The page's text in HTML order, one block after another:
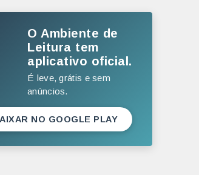
O Ambiente de
Leitura tem
aplicativo oficial.
É leve, grátis e sem
anúncios.
NO GOOGLE PLAY